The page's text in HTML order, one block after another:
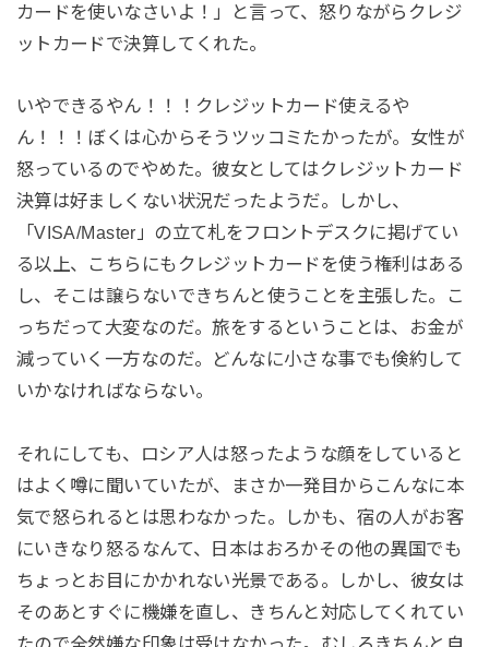
カードを使いなさいよ！」と言って、怒りながらクレジ
ットカードで決算してくれた。
いやできるやん！！！クレジットカード使えるや
ん！！！ぼくは心からそうツッコミたかったが。女性が
怒っているのでやめた。彼女としてはクレジットカード
決算は好ましくない状況だったようだ。しかし、
「VISA/Master」の立て札をフロントデスクに掲げてい
る以上、こちらにもクレジットカードを使う権利はある
し、そこは譲らないできちんと使うことを主張した。こ
っちだって大変なのだ。旅をするということは、お金が
減っていく一方なのだ。どんなに小さな事でも倹約して
いかなければならない。
それにしても、ロシア人は怒ったような顔をしていると
はよく噂に聞いていたが、まさか一発目からこんなに本
気で怒られるとは思わなかった。しかも、宿の人がお客
にいきなり怒るなんて、日本はおろかその他の異国でも
ちょっとお目にかかれない光景である。しかし、彼女は
そのあとすぐに機嫌を直し、きちんと対応してくれてい